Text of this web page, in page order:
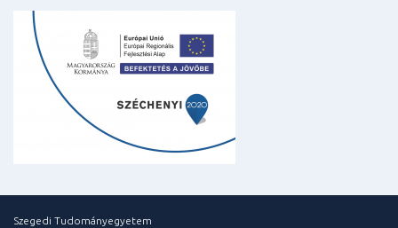
Szegedi Tudományegyetem